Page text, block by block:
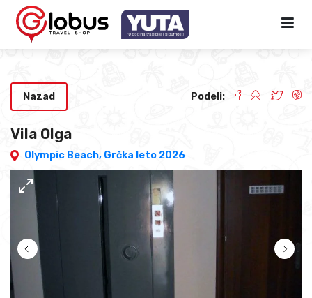
Vila Olga
Olympic Beach, Grčka leto 2026
Nazad Podeli: